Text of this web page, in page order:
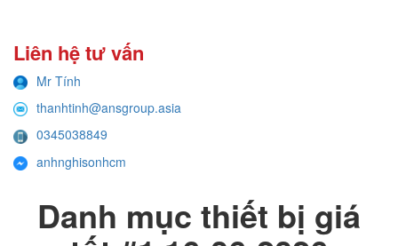
Liên hệ tư vấn
Mr Tính
thanhtinh@ansgroup.asia
0345038849
anhnghisonhcm
Danh mục thiết bị giá